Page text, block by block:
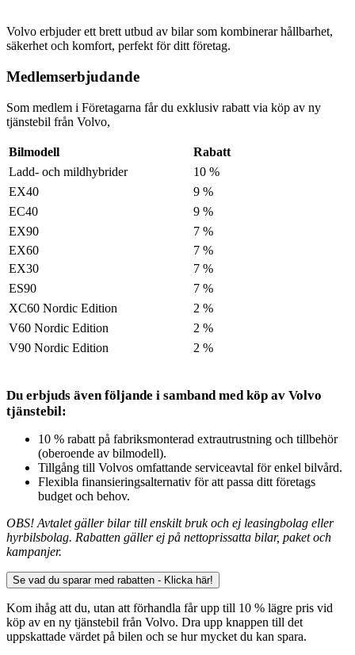
Volvo erbjuder ett brett utbud av bilar som kombinerar hållbarhet,
säkerhet och komfort, perfekt för ditt företag.
Medlemserbjudande
Som medlem i Företagarna får du exklusiv rabatt via köp av ny
tjänstebil från Volvo,
Bilmodell
Rabatt
Ladd- och mildhybrider
10 %
EX40
9 %
EC40
9 %
EX90
7 %
EX60
7 %
EX30
7 %
ES90
7 %
XC60 Nordic Edition
2 %
V60 Nordic Edition
2 %
V90 Nordic Edition
2 %
Du erbjuds även följande i samband med köp av Volvo
tjänstebil:
10 % rabatt på fabriksmonterad extrautrustning och tillbehör
(oberoende av bilmodell).
Tillgång till Volvos omfattande serviceavtal för enkel bilvård.
Flexibla finansieringsalternativ för att passa ditt företags
budget och behov.
OBS! Avtalet gäller bilar till enskilt bruk och ej leasingbolag eller
hyrbilsbolag. Rabatten gäller ej på nettoprissatta bilar, paket och
kampanjer.
Se vad du sparar med rabatten - Klicka här!
Kom ihåg att du, utan att förhandla får upp till 10 % lägre pris vid
köp av en ny tjänstebil från Volvo. Dra upp knappen till det
uppskattade värdet på bilen och se hur mycket du kan spara.